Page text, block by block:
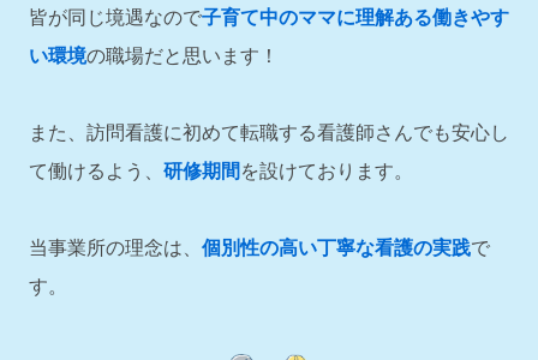
皆が同じ境遇なので子育て中のママに理解ある働きやす
い環境の職場だと思います！
また、訪問看護に初めて転職する看護師さんでも安心し
て働けるよう、 研修期間 を設けております。
当事業所の理念は、 個別性の高い丁寧な看護の実践で
す。